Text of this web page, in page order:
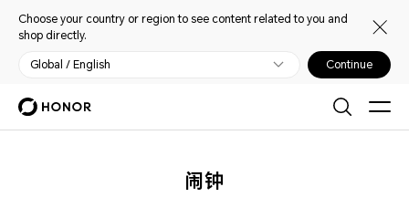
Choose your country or region to see content related to you and
shop directly.
Global / English Continue
闹钟